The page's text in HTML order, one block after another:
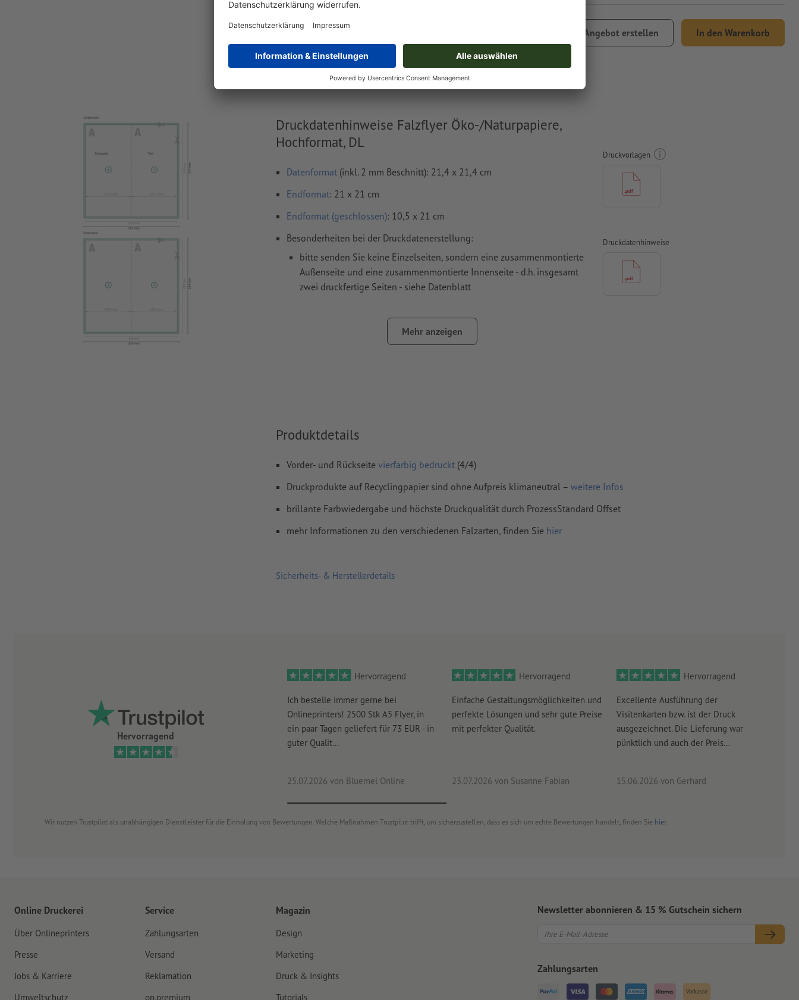
netto inkl. 20% MwSt.
Angebot erstellen In den Warenkorb
Lieferung ca.:
Gewicht: ca.88,25 g
Druckdatenhinweise Falzflyer Öko-/Naturpapiere,
Hochformat, DL
Datenformat (inkl. 2 mm Beschnitt): 21,4 x 21,4 cm
Endformat: 21 x 21 cm
Endformat (geschlossen): 10,5 x 21 cm
Besonderheiten bei der Druckdatenerstellung:
bitte senden Sie keine Einzelseiten, sondern eine zusammenmontierte
Außenseite und eine zusammenmontierte Innenseite - d.h. insgesamt
zwei druckfertige Seiten - siehe Datenblatt
können wir leider nicht immer achten
übergreifende Farben oder Farbverläufe.
mm Abstand zum Endformat
Schriften müssen vollständig eingebettet oder in Kurven konvertiert
werden
Mehr anzeigen
Druckvorlagen
Druckdatenhinweise
Produktdetails
Vorder- und Rückseite vierfarbig bedruckt (4/4)
Druckprodukte auf Recyclingpapier sind ohne Aufpreis klimaneutral – weitere Infos
brillante Farbwiedergabe und höchste Druckqualität durch ProzessStandard Offset
mehr Informationen zu den verschiedenen Falzarten, finden Sie hier
Sicherheits- & Herstellerdetails
Hervorragend
Hervorragend
Ich bestelle immer gerne bei
Onlineprinters! 2500 Stk A5 Flyer, in
ein paar Tagen geliefert für 73 EUR - in
guter Qualit...
25.07.2026 von Bluemel Online
Hervorragend
Einfache Gestaltungsmöglichkeiten und
perfekte Lösungen und sehr gute Preise
mit perfekter Qualität.
23.07.2026 von Susanne Fabian
Hervorragend
Excellente Ausführung der
Visitenkarten bzw. ist der Druck
ausgezeichnet. Die Lieferung war
pünktlich und auch der Preis...
15.06.2026 von Gerhard
Wir nutzen Trustpilot als unabhängigen Dienstleister für die Einholung von Bewertungen. Welche Maßnahmen Trustpilot trifft, um sicherzustellen, dass es sich um echte Bewertungen handelt, finden Sie hier.
Online Druckerei
Über Onlineprinters
Presse
Jobs & Karriere
Umweltschutz
Service
Zahlungsarten
Versand
Reklamation
op.premium
Magazin
Design
Marketing
Druck & Insights
Tutorials
Newsletter abonnieren & 15 % Gutschein sichern
Zahlungsarten
Vorkasse